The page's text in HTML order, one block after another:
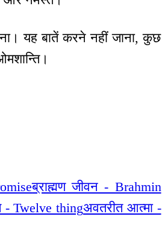
यह बातें करने नहीं जाना, कुछ
ब्राह्मण जीवन - Brahmin
- Twelve thingअवतरीत आत्मा -